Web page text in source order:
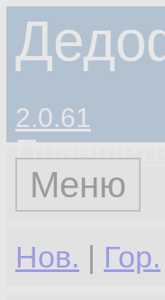
2.0.61
Меню
Нов. | Гор.